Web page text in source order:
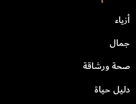
أزياء
جمال
صحة ورشاقة
دليل حياة